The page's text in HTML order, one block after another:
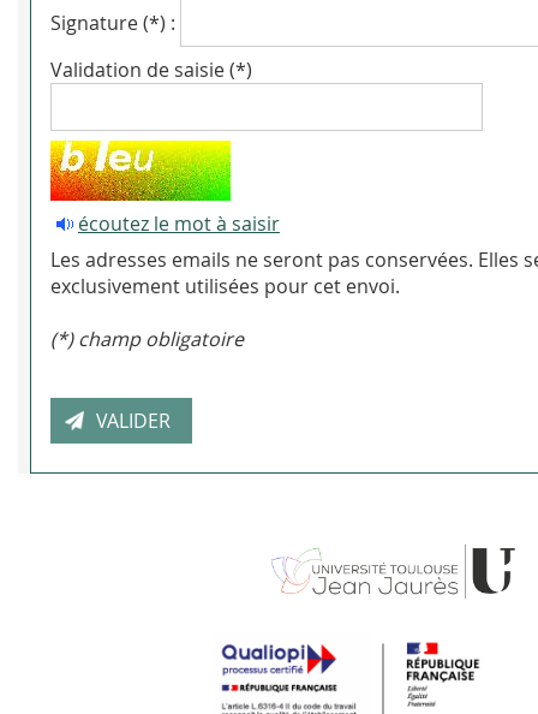
Signature (*) :
Validation de saisie (*)
écoutez le mot à saisir
Les adresses emails ne seront pas conservées. Elles
exclusivement utilisées pour cet envoi.
(*) champ obligatoire